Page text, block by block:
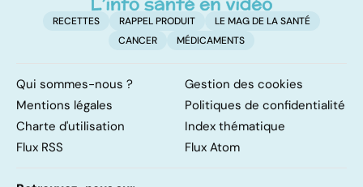
RECETTES RAPPEL PRODUIT
LE MAG DE LA SANTÉ
CANCER
MÉDICAMENTS
Qui sommes-nous ?
Gestion des cookies
Mentions légales
Politiques de confidentialité
Charte d'utilisation
Index thématique
Flux RSS
Flux Atom